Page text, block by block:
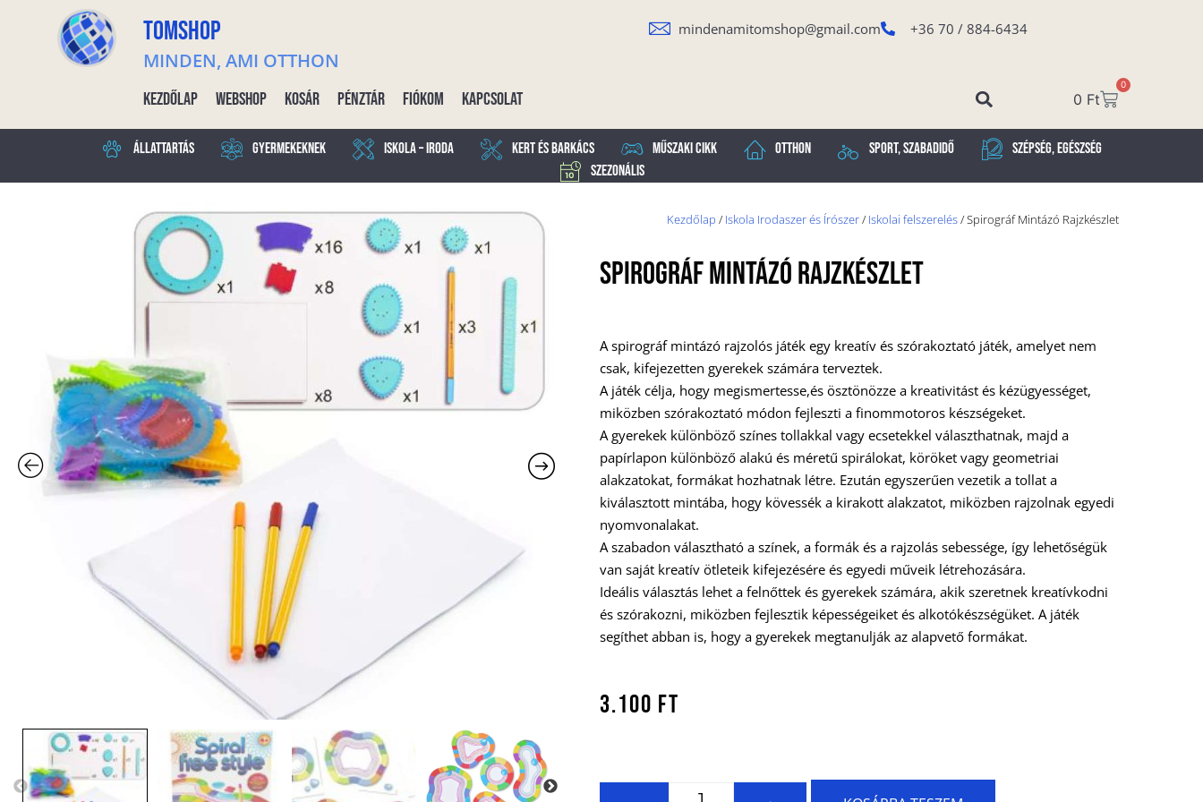
TOMSHOP
MINDEN, AMI OTTHON
mindenamitomshop@gmail.com +36 70 / 884-6434
Kezdőlap Webshop Kosár Pénztár Fiókom Kapcsolat 0 Ft
0
Állattartás Gyermekeknek Iskola – Iroda Kert és Barkács Műszaki cikk Otthon Sport, Szabadidő
Szépség, Egészség
Szezonális
Kezdőlap / Iskola Irodaszer és Írószer/ Iskolai felszerelés/ Spirográf Mintázó Rajzkészlet
Spirográf Mintázó Rajzkészlet
A spirográf mintázó rajzolós játék egy kreatív és szórakoztató játék, amelyet nem
csak, kifejezetten gyerekek számára terveztek.
A játék célja, hogy megismertesse,és ösztönözze a kreativitást és kézügyességet,
miközben szórakoztató módon fejleszti a finommotoros készségeket.
A gyerekek különböző színes tollakkal vagy ecsetekkel választhatnak, majd a
papírlapon különböző alakú és méretű spirálokat, köröket vagy geometriai
alakzatokat, formákat hozhatnak létre. Ezután egyszerűen vezetik a tollat a
kiválasztott mintába, hogy kövessék a kirakott alakzatot, miközben rajzolnak egyedi
nyomvonalakat.
A szabadon választható a színek, a formák és a rajzolás sebessége, így lehetőségük
van saját kreatív ötleteik kifejezésére és egyedi műveik létrehozására.
Ideális választás lehet a felnőttek és gyerekek számára, akik szeretnek kreatívkodni
és szórakozni, miközben fejlesztik képességeiket és alkotókészségüket. A játék
segíthet abban is, hogy a gyerekek megtanulják az alapvető formákat.
3.100 Ft